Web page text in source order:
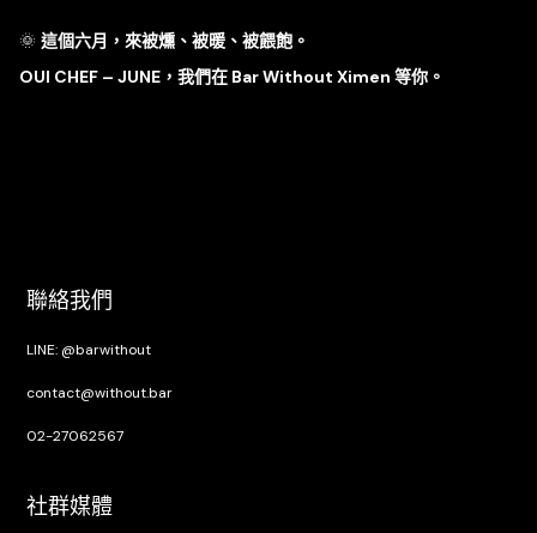
🌞 這個六月，來被燻、被暖、被餵飽。
OUI CHEF – JUNE，我們在 Bar Without Ximen 等你。
聯絡我們
LINE: @barwithout
contact@without.bar
02-27062567
社群媒體